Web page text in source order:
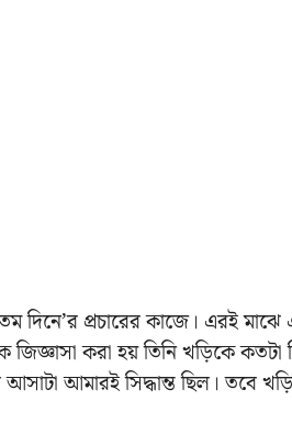
দিনে’র প্রচারের কাজে। এরই
জিজ্ঞাসা করা হয় তিনি খড়িকে
আমারই সিদ্ধান্ত ছিল। তবে